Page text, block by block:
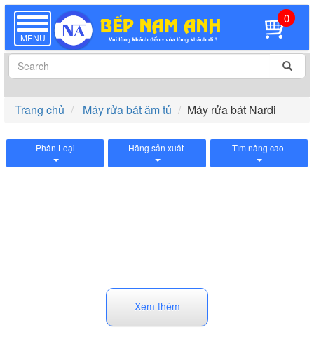
TOGGLE
NAVIGATION
MENU
0
Trang chủ Máy rửa bát âm tủ Máy rửa bát Nardi
Phân Loại Hãng sản xuất Tìm nâng cao
Xem thêm